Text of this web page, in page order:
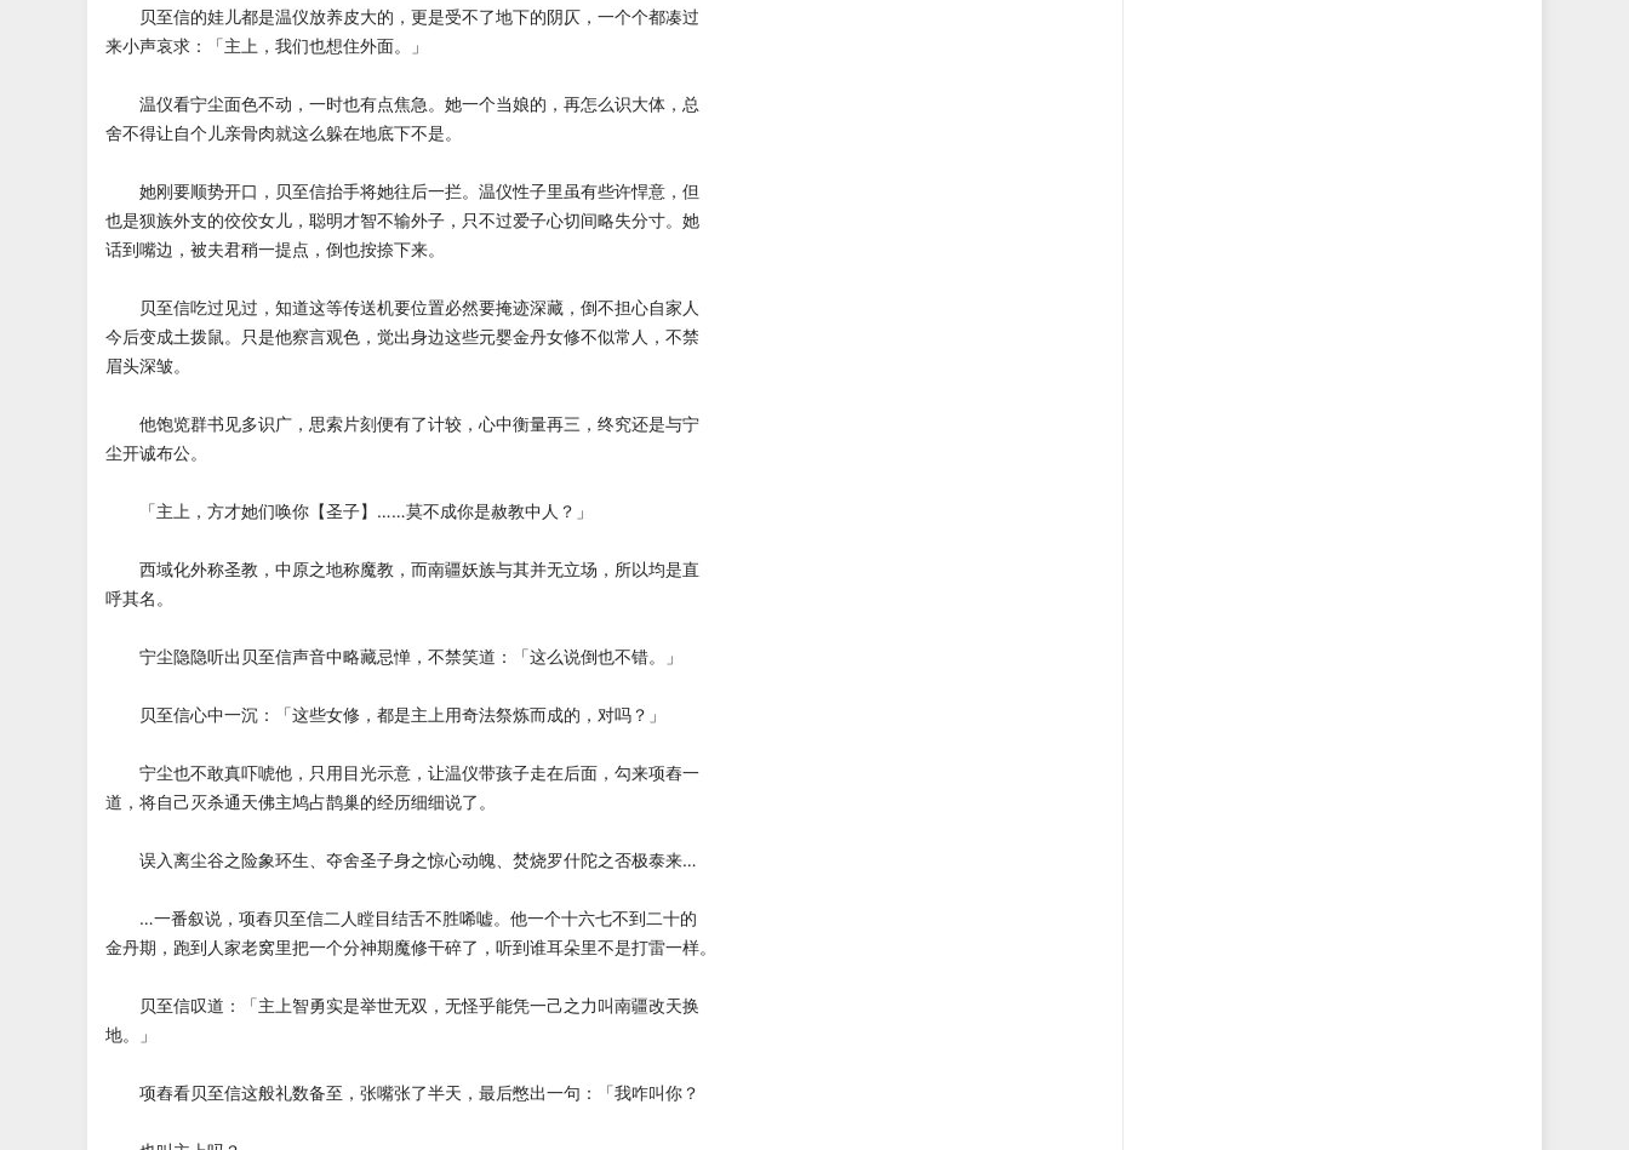
贝至信的娃儿都是温仪放养皮大的，更是受不了地下的阴仄，一个个都凑过
来小声哀求：「主上，我们也想住外面。」
温仪看宁尘面色不动，一时也有点焦急。她一个当娘的，再怎么识大体，总
舍不得让自个儿亲骨肉就这么躲在地底下不是。
她刚要顺势开口，贝至信抬手将她往后一拦。温仪性子里虽有些许悍意，但
也是狈族外支的佼佼女儿，聪明才智不输外子，只不过爱子心切间略失分寸。她
话到嘴边，被夫君稍一提点，倒也按捺下来。
贝至信吃过见过，知道这等传送机要位置必然要掩迹深藏，倒不担心自家人
今后变成土拨鼠。只是他察言观色，觉出身边这些元婴金丹女修不似常人，不禁
眉头深皱。
他饱览群书见多识广，思索片刻便有了计较，心中衡量再三，终究还是与宁
尘开诚布公。
「主上，方才她们唤你【圣子】……莫不成你是赦教中人？」
西域化外称圣教，中原之地称魔教，而南疆妖族与其并无立场，所以均是直
呼其名。
宁尘隐隐听出贝至信声音中略藏忌惮，不禁笑道：「这么说倒也不错。」
贝至信心中一沉：「这些女修，都是主上用奇法祭炼而成的，对吗？」
宁尘也不敢真吓唬他，只用目光示意，让温仪带孩子走在后面，勾来项舂一
道，将自己灭杀通天佛主鸠占鹊巢的经历细细说了。
误入离尘谷之险象环生、夺舍圣子身之惊心动魄、焚烧罗什陀之否极泰来…
…一番叙说，项舂贝至信二人瞠目结舌不胜唏嘘。他一个十六七不到二十的
金丹期，跑到人家老窝里把一个分神期魔修干碎了，听到谁耳朵里不是打雷一样。
贝至信叹道：「主上智勇实是举世无双，无怪乎能凭一己之力叫南疆改天换
地。」
项舂看贝至信这般礼数备至，张嘴张了半天，最后憋出一句：「我咋叫你？